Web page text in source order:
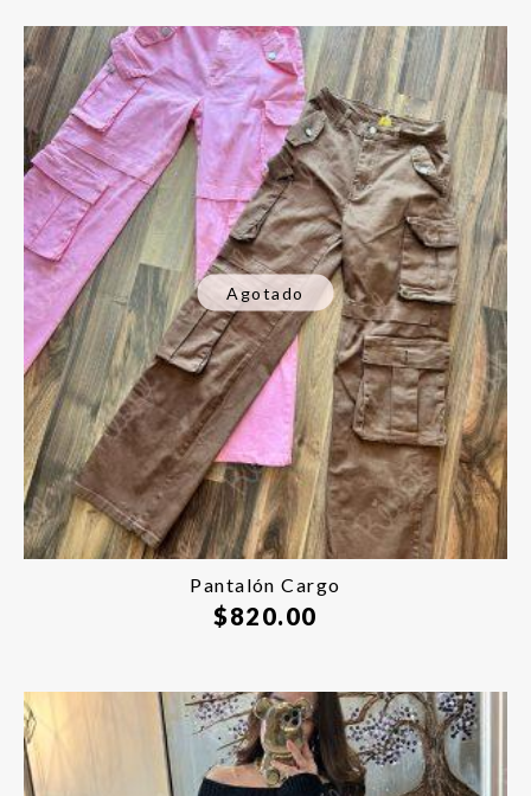
Agotado
Pantalón Cargo
$820.00